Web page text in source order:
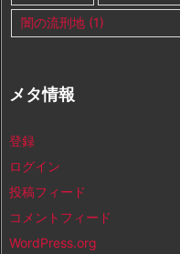
闇の流刑地 (1)
メタ情報
登録
ログイン
投稿フィード
コメントフィード
WordPress.org